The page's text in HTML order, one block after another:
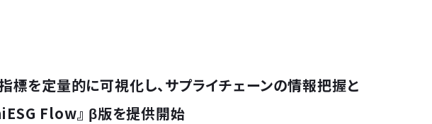
標を定量的に可視化し、サプライチェーンの情報把握と
Flow』 β版を提供開始